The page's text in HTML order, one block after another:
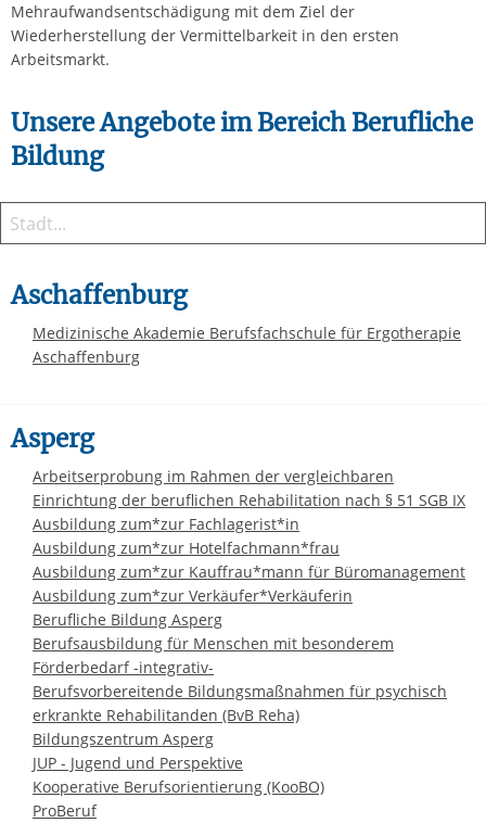
Mehraufwandsentschädigung mit dem Ziel der
Wiederherstellung der Vermittelbarkeit in den ersten
Arbeitsmarkt.
Unsere Angebote im Bereich Berufliche
Bildung
Aschaffenburg
Medizinische Akademie Berufsfachschule für Ergotherapie
Aschaffenburg
Asperg
Arbeitserprobung im Rahmen der vergleichbaren
Einrichtung der beruflichen Rehabilitation nach § 51 SGB IX
Ausbildung zum*zur Fachlagerist*in
Ausbildung zum*zur Hotelfachmann*frau
Ausbildung zum*zur Kauffrau*mann für Büromanagement
Ausbildung zum*zur Verkäufer*Verkäuferin
Berufliche Bildung Asperg
Berufsausbildung für Menschen mit besonderem
Förderbedarf -integrativ-
Berufsvorbereitende Bildungsmaßnahmen für psychisch
erkrankte Rehabilitanden (BvB Reha)
Bildungszentrum Asperg
JUP - Jugend und Perspektive
Kooperative Berufsorientierung (KooBO)
ProBeruf